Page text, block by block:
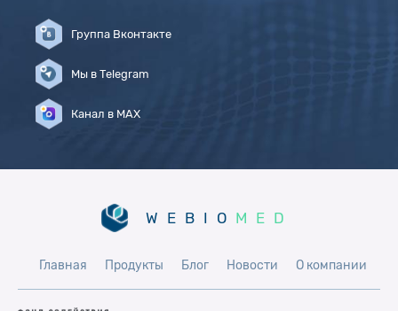
Группа Вконтакте
Мы в Telegram
Канал в MAX
WEBIO MED
Главная Продукты Блог Новости О компании